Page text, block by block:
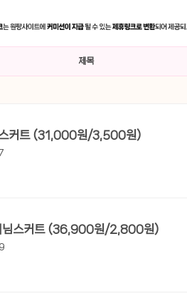
제목
[롯데온] sk5242 아우라 샤 스커트 (31,000원/3,500원)
[롯데온] 도닛 그레이시 워싱데님스커트 (36,900원/2,800원)